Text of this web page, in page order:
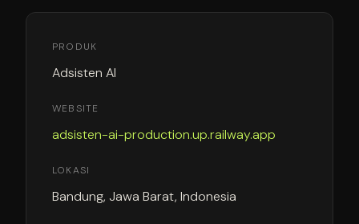
PRODUK
Adsisten AI
WEBSITE
adsisten-ai-production.up.railway.app
LOKASI
Bandung, Jawa Barat, Indonesia